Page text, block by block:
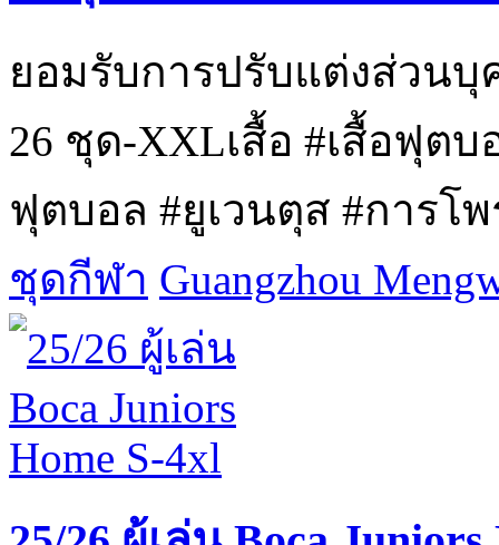
ยอมรับการปรับแต่งส่วนบุ
26 ชุด-XXLเสื้อ #เสื้อฟุตบ
ฟุตบอล #ยูเวนตุส #การโพ
ชุดกีฬา Guangzhou